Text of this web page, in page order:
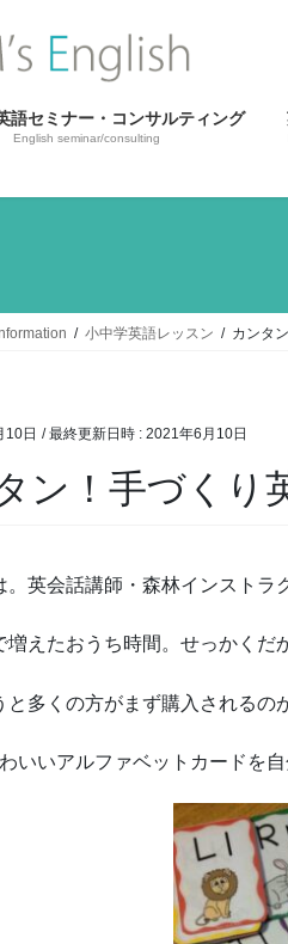
語セミナー・コンサルティング
English seminar/consulting
小中学英語レッスン カンタ
10日 / 最終更新日時 : 2021年6月10日
ン！手づくり
。英会話講師・森林インストラ
増えたおうち時間。せっかくだ
と多くの方がまず購入されるの
いいアルファベットカードを